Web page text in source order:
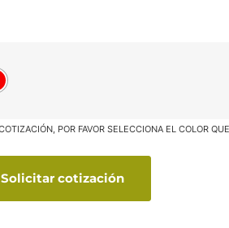
Solicitar cotización